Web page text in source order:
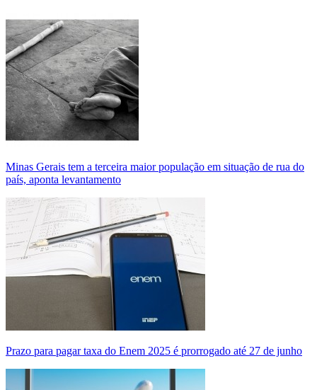
Minas Gerais tem a terceira maior população em situação de rua do
país, aponta levantamento
Prazo para pagar taxa do Enem 2025 é prorrogado até 27 de junho